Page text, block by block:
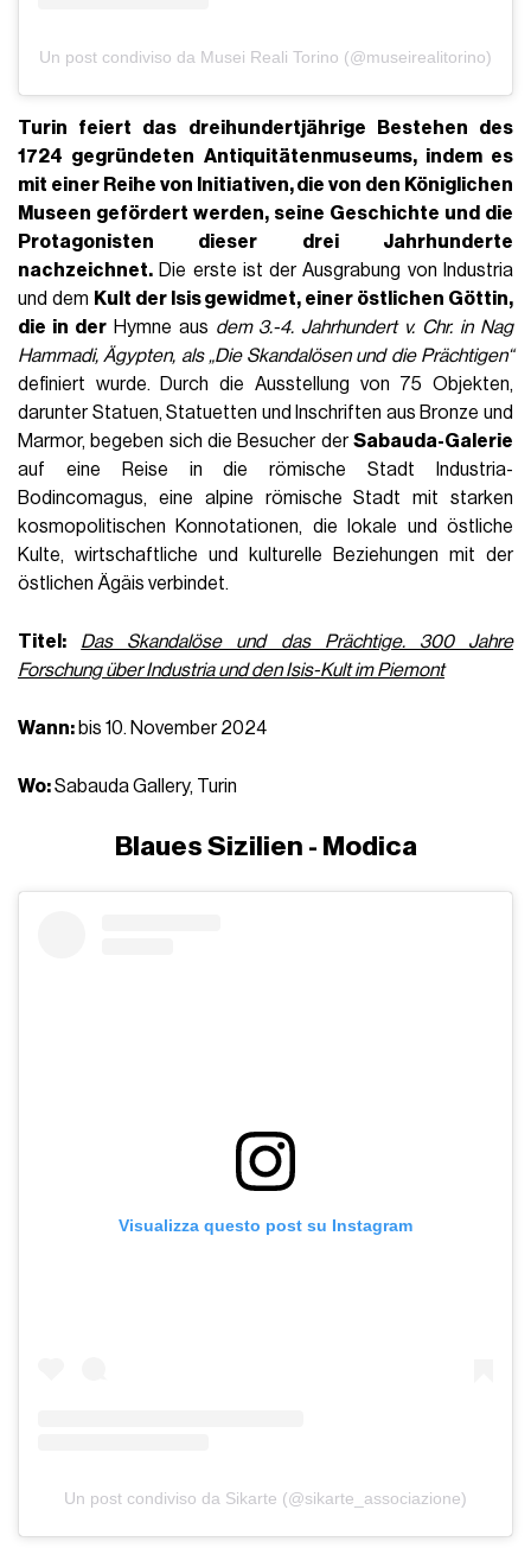
Un post condiviso da Musei Reali Torino (@museirealitorino)
Turin feiert das dreihundertjährige Bestehen des
1724 gegründeten Antiquitätenmuseums, indem es
mit einer Reihe von Initiativen, die von den Königlichen
Museen gefördert werden, seine Geschichte und die
Protagonisten dieser drei Jahrhunderte
nachzeichnet. Die erste ist der Ausgrabung von Industria
und dem Kult der Isis gewidmet, einer östlichen Göttin,
die in derHymne aus dem 3.-4. Jahrhundert v. Chr. in Nag
Hammadi, Ägypten, als „Die Skandalösen und die Prächtigen“
definiert wurde. Durch die Ausstellung von 75 Objekten,
darunter Statuen, Statuetten und Inschriften aus Bronze und
Marmor, begeben sich die Besucher derSabauda-Galerie
auf eine Reise in die römische Stadt Industria-
Bodincomagus, eine alpine römische Stadt mit starken
kosmopolitischen Konnotationen, die lokale und östliche
Kulte, wirtschaftliche und kulturelle Beziehungen mit der
östlichen Ägäis verbindet.
Titel:
Das Skandalöse und das Prächtige. 300 Jahre
Forschung über Industria und den Isis-Kult im Piemont
Wann: bis 10. November 2024
Wo:Sabauda Gallery, Turin
Blaues Sizilien - Modica
Visualizza questo post su Instagram
Un post condiviso da Sikarte (@sikarte_associazione)